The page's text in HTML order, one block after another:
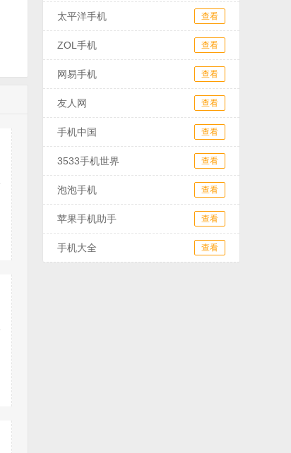
太平洋手机 查看
ZOL手机 查看
网易手机 查看
友人网 查看
手机中国 查看
3533手机世界 查看
泡泡手机 查看
苹果手机助手 查看
手机大全 查看